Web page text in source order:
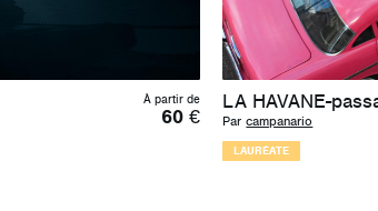
À partir de
60€
LA HAVANE-
Par campanario
LAURÉATE